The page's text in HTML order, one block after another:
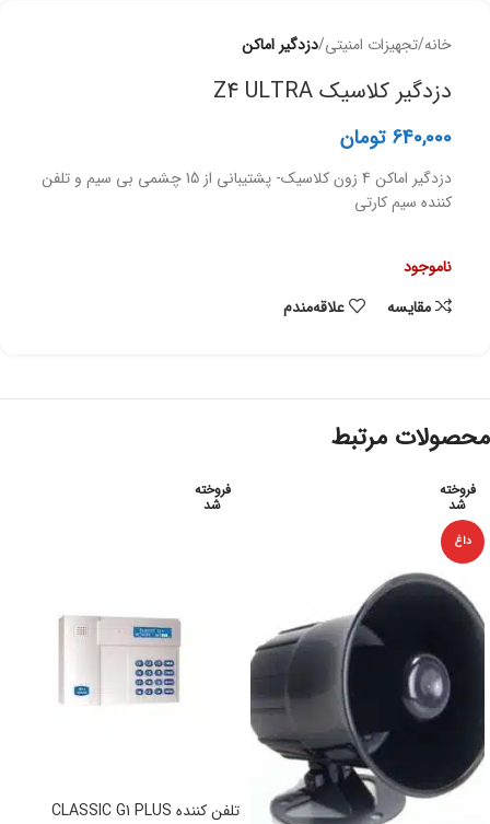
خانه تجهیزات امنیتی دزدگیر اماکن
دزدگیر کلاسیک Z4 ULTRA
640,000 تومان
دزدگیر اماکن 4 زون کلاسیک- پشتیبانی از 15 چشمی بی سیم و تلفن
کننده سیم کارتی
ناموجود
مقایسه
علاقه‌مندم
محصولات مرتبط
فروخته
شد
داغ
فروخته
شد
تلفن کننده CLASSIC G1 PLUS